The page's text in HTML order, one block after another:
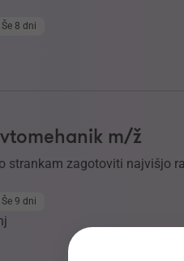
Še 8 dni
m/ž
strankam zagotoviti najvišjo
Še 9 dni